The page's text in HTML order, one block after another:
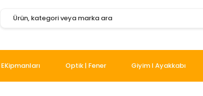
Optik | Fener Giyim I Ayakkabı